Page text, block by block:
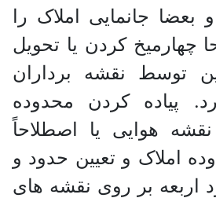
بعضا جانمایی املاک را
چهارمیخ کردن یا تحویل
توسط نقشه برداران
پیاده کردن محدوده
هوایی یا اصطلاحاً
املاک و تعیین حدود و
اربعه بر روی نقشه های